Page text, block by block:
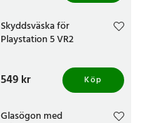
Skyddsväska för
Playstation 5 VR2
Pris:549 kr
549 kr Köp
Glasögon med